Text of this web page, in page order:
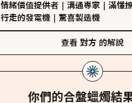
情緒價值提供者 溝通專家 滿懂
行走的發電機
驚喜製造機
查看 對方 的解說
你們的合盤蠟燭結